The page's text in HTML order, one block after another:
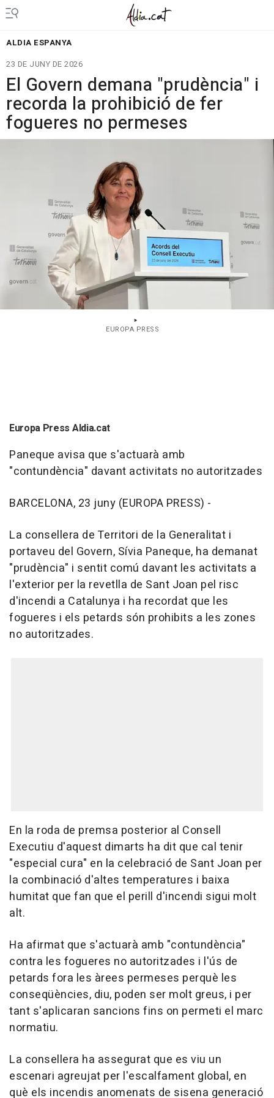
ALDIA ESPANYA
23 DE JUNY DE 2026
El Govern demana "prudència" i
recorda la prohibició de fer
fogueres no permeses
EUROPA PRESS
Europa Press Aldia.cat
Paneque avisa que s'actuarà amb
"contundència" davant activitats no autoritzades
BARCELONA, 23 juny (EUROPA PRESS) -
La consellera de Territori de la Generalitat i
portaveu del Govern, Sívia Paneque, ha demanat
"prudència" i sentit comú davant les activitats a
l'exterior per la revetlla de Sant Joan pel risc
d'incendi a Catalunya i ha recordat que les
fogueres i els petards són prohibits a les zones
no autoritzades.
En la roda de premsa posterior al Consell
Executiu d'aquest dimarts ha dit que cal tenir
"especial cura" en la celebració de Sant Joan per
la combinació d'altes temperatures i baixa
humitat que fan que el perill d'incendi sigui molt
alt.
Ha afirmat que s'actuarà amb "contundència"
contra les fogueres no autoritzades i l'ús de
petards fora les àrees permeses perquè les
conseqüències, diu, poden ser molt greus, i per
tant s'aplicaran sancions fins on permeti el marc
normatiu.
La consellera ha assegurat que es viu un
escenari agreujat per l'escalfament global, en
què els incendis anomenats de sisena generació